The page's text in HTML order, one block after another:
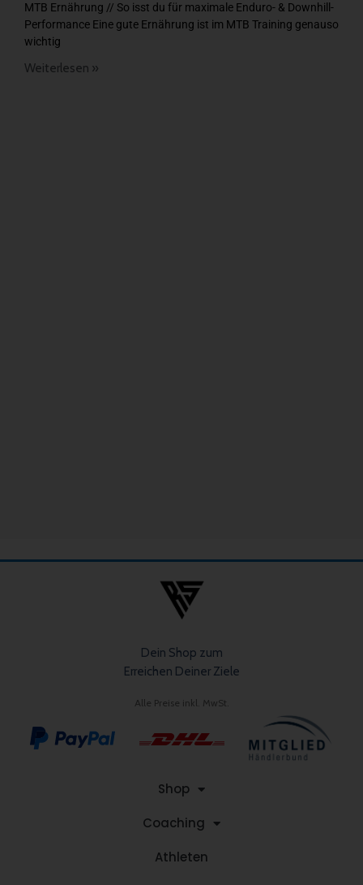
MTB Ernährung // So isst du für maximale Enduro- & Downhill-
Performance Eine gute Ernährung ist im MTB Training genauso
wichtig
Weiterlesen »
Dein Shop zum
Erreichen Deiner Ziele
Shop
Coaching
Athleten
Alle Preise inkl. MwSt.